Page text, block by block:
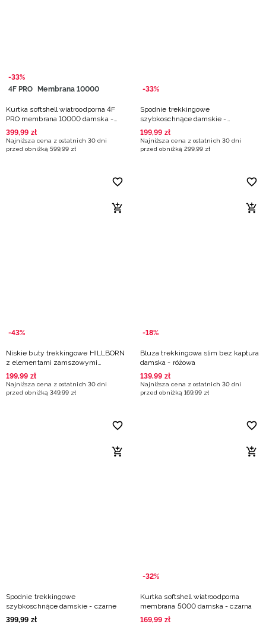
-33%
4F PRO
Membrana 10000
Kurtka softshell wiatroodporna 4F
PRO membrana 10000 damska -
żółta
399,99 zł
Najniższa cena z ostatnich 30 dni
przed obniżką 599,99 zł
-33%
Spodnie trekkingowe
szybkoschnące damskie -
turkusowe
199,99 zł
Najniższa cena z ostatnich 30 dni
przed obniżką 299,99 zł
-43%
Niskie buty trekkingowe HILLBORN
z elementami zamszowymi
damskie - turkusowe
199,99 zł
Najniższa cena z ostatnich 30 dni
przed obniżką 349,99 zł
-18%
Bluza trekkingowa slim bez kaptura
damska - różowa
139,99 zł
Najniższa cena z ostatnich 30 dni
przed obniżką 169,99 zł
Spodnie trekkingowe
szybkoschnące damskie - czarne
399,99 zł
-32%
Kurtka softshell wiatroodporna
membrana 5000 damska - czarna
169,99 zł